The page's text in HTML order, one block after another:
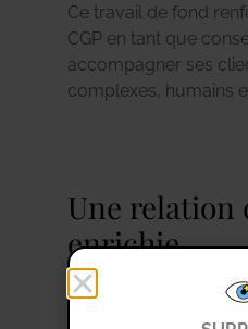
Ce travail de fond
CGP en tant que
accompagner ses
complexes, humains
Une relation
enrichie